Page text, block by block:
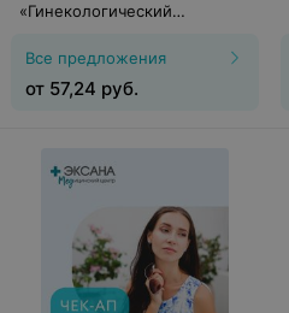
«Гинекологический
Все предложения
от 57,24 руб.